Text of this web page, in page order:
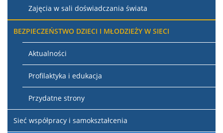
Zajęcia w sali doświadczania świata
BEZPIECZEŃSTWO DZIECI I MŁODZIEŻY W SIECI
Aktualności
Profilaktyka i edukacja
Przydatne strony
Sieć współpracy i samokształcenia